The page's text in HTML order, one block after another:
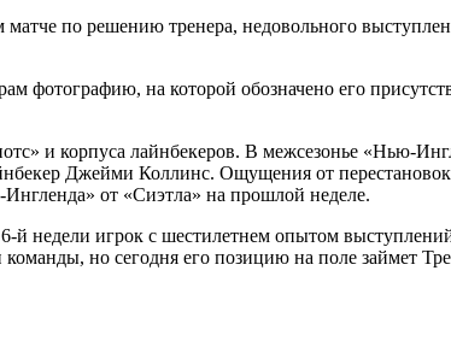
по решению тренера, недовольного
фотографию, на которой обозначено его
и корпуса лайнбекеров. В межсезонье «Нью-
Джейми Коллинс. Ощущения от
от «Сиэтла» на прошлой неделе.
й недели игрок с шестилетнем опытом
но сегодня его позицию на поле займет